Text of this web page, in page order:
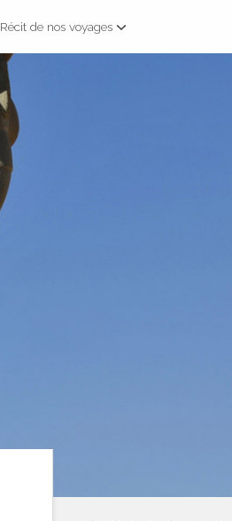
Récit de nos voyages